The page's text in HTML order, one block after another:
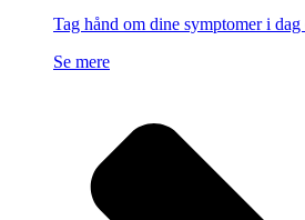
Tag hånd om dine symptomer i
Se mere